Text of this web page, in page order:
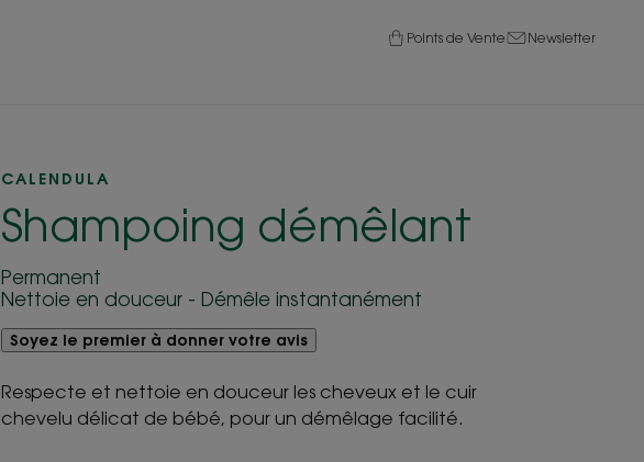
Points de Vente Newsletter
CALENDULA
Shampoing démêlant
Permanent
Nettoie en douceur - Démêle instantanément
Soyez le premier à donner votre avis
Respecte et nettoie en douceur les cheveux et le cuir
chevelu délicat de bébé, pour un démêlage facilité.